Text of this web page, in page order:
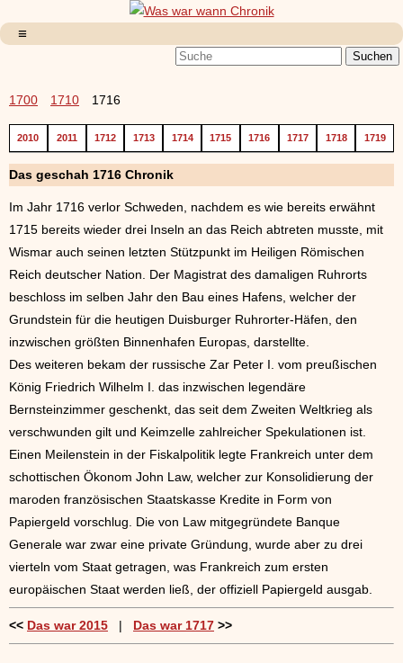
1700 1710 1716
2010 2011 1712 1713 1714 1715 1716 1717 1718 1719
Das geschah 1716 Chronik
Im Jahr 1716 verlor Schweden, nachdem es wie bereits erwähnt
1715 bereits wieder drei Inseln an das Reich abtreten musste, mit
Wismar auch seinen letzten Stützpunkt im Heiligen Römischen
Reich deutscher Nation. Der Magistrat des damaligen Ruhrorts
beschloss im selben Jahr den Bau eines Hafens, welcher der
Grundstein für die heutigen Duisburger Ruhrorter-Häfen, den
inzwischen größten Binnenhafen Europas, darstellte.
Des weiteren bekam der russische Zar Peter I. vom preußischen
König Friedrich Wilhelm I. das inzwischen legendäre
Bernsteinzimmer geschenkt, das seit dem Zweiten Weltkrieg als
verschwunden gilt und Keimzelle zahlreicher Spekulationen ist.
Einen Meilenstein in der Fiskalpolitik legte Frankreich unter dem
schottischen Ökonom John Law, welcher zur Konsolidierung der
maroden französischen Staatskasse Kredite in Form von
Papiergeld vorschlug. Die von Law mitgegründete Banque
Generale war zwar eine private Gründung, wurde aber zu drei
vierteln vom Staat getragen, was Frankreich zum ersten
europäischen Staat werden ließ, der offiziell Papiergeld ausgab.
<< Das war 2015 | Das war 1717 >>